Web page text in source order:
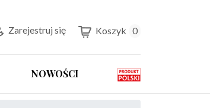
Zarejestruj się Koszyk 0
NOWOŚCI